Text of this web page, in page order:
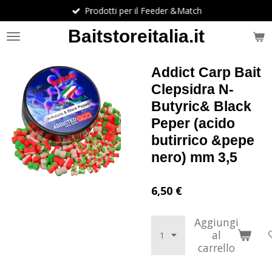
al
contenuto
Baitstoreitalia.it
Prodotti per il Feeder &Match
Addict Carp Bait
Clepsidra N-
Butyric& Black
Peper (acido
butirrico &pepe
nero) mm 3,5
6,50 €
Aggiungi
al
carrello